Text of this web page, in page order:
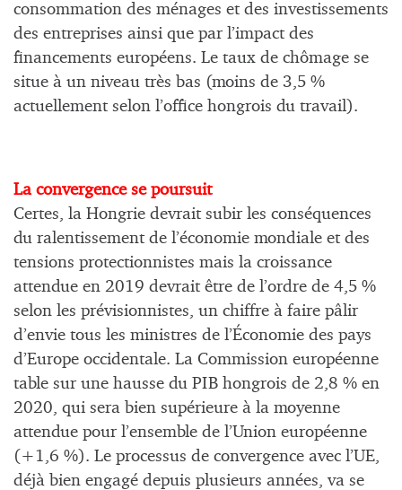
consommation des ménages et des investissements
des entreprises ainsi que par l’impact des
financements européens. Le taux de chômage se
situe à un niveau très bas (moins de 3,5 %
actuellement selon l’office hongrois du travail).
La convergence se poursuit
Certes, la Hongrie devrait subir les conséquences
du ralentissement de l’économie mondiale et des
tensions protectionnistes mais la croissance
attendue en 2019 devrait être de l’ordre de 4,5 %
selon les prévisionnistes, un chiffre à faire pâlir
d’envie tous les ministres de l’Économie des pays
d’Europe occidentale. La Commission européenne
table sur une hausse du PIB hongrois de 2,8 % en
2020, qui sera bien supérieure à la moyenne
attendue pour l’ensemble de l’Union européenne
(+1,6 %). Le processus de convergence avec l’UE,
déjà bien engagé depuis plusieurs années, va se